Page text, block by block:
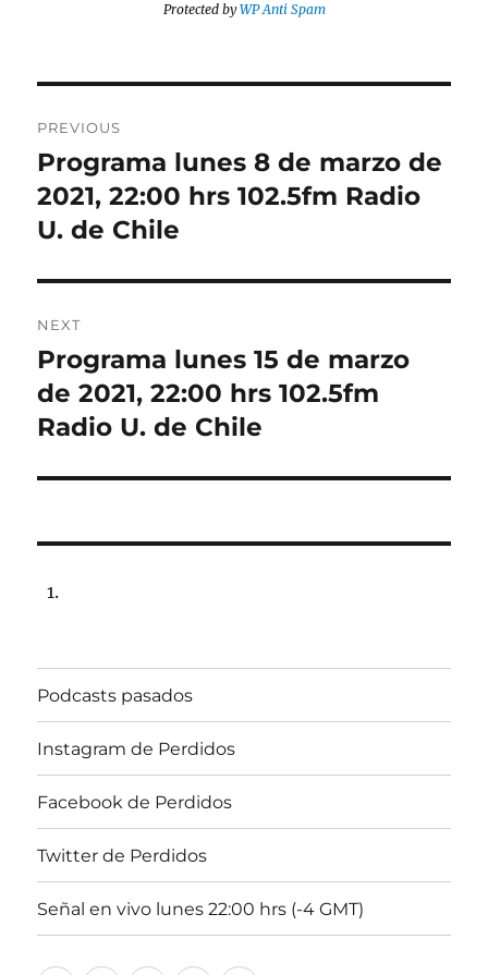
Protected byWP Anti Spam
navigation
PREVIOUS
Previous
post:
Programa lunes 8 de marzo de
2021, 22:00 hrs 102.5fm Radio
U. de Chile
NEXT
Next
post:
Programa lunes 15 de marzo
de 2021, 22:00 hrs 102.5fm
Radio U. de Chile
Podcasts pasados
Instagram de Perdidos
Facebook de Perdidos
Twitter de Perdidos
Señal en vivo lunes 22:00 hrs (-4 GMT)